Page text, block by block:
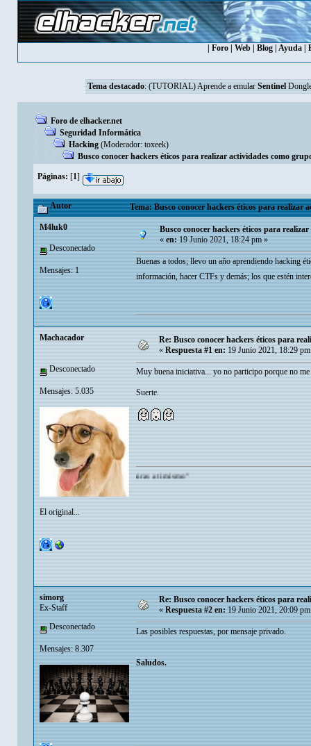
Foro| Web| Blog| Ayuda|
Tema destacado: (TUTORIAL) Aprende a emular Sentinel
Foro de elhacker.net
Seguridad Informática
Hacking (Moderador: toxeek)
Busco conocer hackers éticos para realizar actividades como
Páginas: [1]
Autor Tema: Busco conocer hackers éticos para realizar
M4luk0
Desconectado
Mensajes: 1
Busco conocer hackers éticos para
«en:19 Junio 2021, 18:24 pm »
Buenas a todos; llevo un año aprendiendo hacking
información, hacer CTFs y demás; los que estén
Machacador
Desconectado
Mensajes: 5.035
El original...
Re: Busco conocer hackers éticos para
« Respuesta #1 en: 19 Junio 2021, 18:29
Muy buena iniciativa... yo no participo porque no
Suerte.
admirarte mas de lo que tu te admiras a ti mismo"
simorg
Ex-Staff
Desconectado
Mensajes: 8.307
Re: Busco conocer hackers éticos para
«Respuesta #2 en:19 Junio 2021, 20:09
Las posibles respuestas, por mensaje privado.
Saludos.